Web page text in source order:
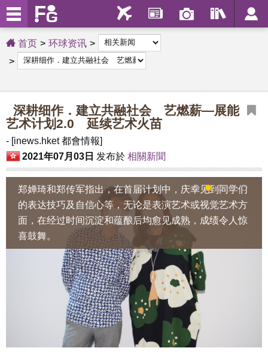
首页 环球资讯
深耕细作．建立共融社会 艺燃薪—展能
艺术计划2.0 延续艺术火苗
- [inews.hket 都會情報]
2021年07月03日 发布於 相關新聞
郑婵琦和郑传军指出，在首届计划中，庆幸见到同学们
的表达技巧及自信心等，无论是表演艺术或视觉艺术方
面，在经过时间沉淀和蕴酿后均愈见成熟，成绩令人惊
喜鼓舞。
1 2 3 4 5